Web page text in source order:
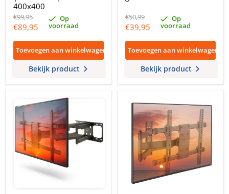
400x400
Oorspronkelijke
prijs
€99,95
Huidige
prijs
€89,95
Op
voorraad
Toevoegen aan winkelwagen
Bekijk product
Oorspronkelijke
prijs
€50,99
Huidige
prijs
€39,95
Op
voorraad
Toevoegen aan winkelwagen
Bekijk product